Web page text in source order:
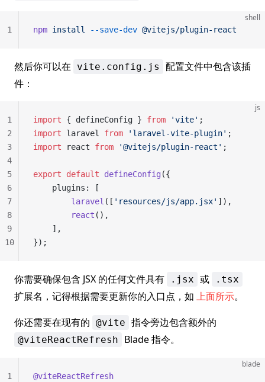
shell
npm install --save-dev @vitejs/plugin-react
1
然后你可以在 vite.config.js
配置文件中包含该插
件：
js
import { defineConfig } from 'vite' ;
import laravel from 'laravel-vite-plugin' ;
import react from '@vitejs/plugin-react' ;
export default defineConfig ({
    plugins: [
        laravel
([ 'resources/js/app.jsx' ]),
        react
(),
    ],
});
1
2
3
4
5
6
7
8
9
10
你需要确保包含 JSX 的任何文件具有 .jsx 或 .tsx
扩展名，记得根据需要更新你的入口点，如 上面所示。
你还需要在现有的 @vite 指令旁边包含额外的
@viteReactRefresh Blade 指令。
blade
@viteReactRefresh
1